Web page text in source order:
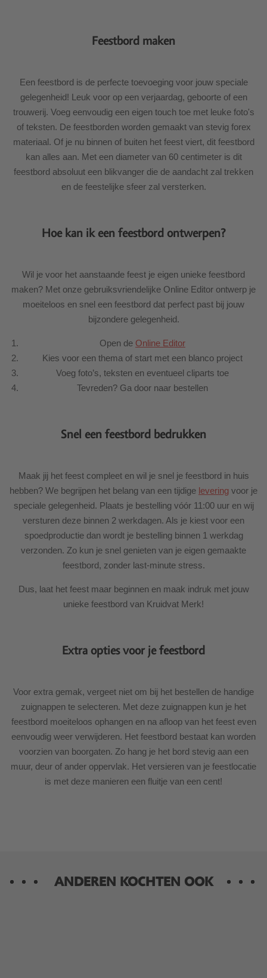
Feestbord maken
Een feestbord is de perfecte toevoeging voor jouw speciale
gelegenheid! Leuk voor op een verjaardag, geboorte of een
trouwerij. Voeg eenvoudig een eigen touch toe met leuke foto's
of teksten. De feestborden worden gemaakt van stevig forex
materiaal. Of je nu binnen of buiten het feest viert, dit feestbord
kan alles aan. Met een diameter van 60 centimeter is dit
feestbord absoluut een blikvanger die de aandacht zal trekken
en de feestelijke sfeer zal versterken.
Hoe kan ik een feestbord ontwerpen?
Wil je voor het aanstaande feest je eigen unieke feestbord
maken? Met onze gebruiksvriendelijke Online Editor ontwerp je
moeiteloos en snel een feestbord dat perfect past bij jouw
bijzondere gelegenheid.
Open de Online Editor
Kies voor een thema of start met een blanco project
Voeg foto’s, teksten en eventueel cliparts toe
Tevreden? Ga door naar bestellen
Snel een feestbord bedrukken
Maak jij het feest compleet en wil je snel je feestbord in huis
hebben? We begrijpen het belang van een tijdige levering voor je
speciale gelegenheid. Plaats je bestelling vóór 11:00 uur en wij
versturen deze binnen 2 werkdagen. Als je kiest voor een
spoedproductie dan wordt je bestelling binnen 1 werkdag
verzonden. Zo kun je snel genieten van je eigen gemaakte
feestbord, zonder last-minute stress.
Dus, laat het feest maar beginnen en maak indruk met jouw
unieke feestbord van Kruidvat Merk!
Extra opties voor je feestbord
Voor extra gemak, vergeet niet om bij het bestellen de handige
zuignappen te selecteren. Met deze zuignappen kun je het
feestbord moeiteloos ophangen en na afloop van het feest even
eenvoudig weer verwijderen. Het feestbord bestaat kan worden
voorzien van boorgaten. Zo hang je het bord stevig aan een
muur, deur of ander oppervlak. Het versieren van je feestlocatie
is met deze manieren een fluitje van een cent!
ANDEREN KOCHTEN OOK